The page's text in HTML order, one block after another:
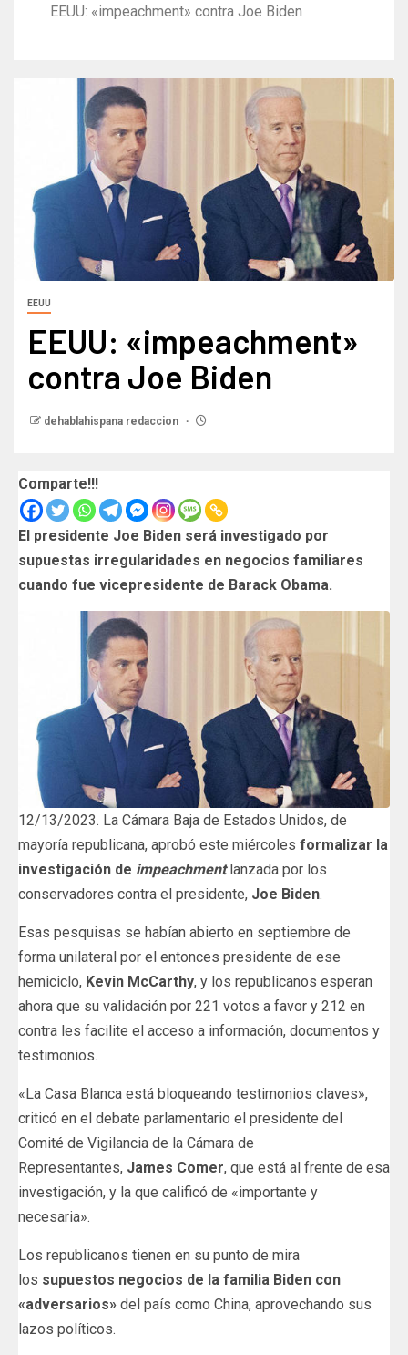
EEUU: «impeachment» contra Joe Biden
EEUU
EEUU: «impeachment»
contra Joe Biden
dehablahispana redaccion
Comparte!!!
El presidente Joe Biden será investigado por
supuestas irregularidades en negocios familiares
cuando fue vicepresidente de Barack Obama.
12/13/2023. La Cámara Baja de Estados Unidos, de
mayoría republicana, aprobó este miércoles formalizar la
investigación de impeachmentlanzada por los
conservadores contra el presidente, Joe Biden.
Esas pesquisas se habían abierto en septiembre de
forma unilateral por el entonces presidente de ese
hemiciclo, Kevin McCarthy, y los republicanos esperan
ahora que su validación por 221 votos a favor y 212 en
contra les facilite el acceso a información, documentos y
testimonios.
«La Casa Blanca está bloqueando testimonios claves»,
criticó en el debate parlamentario el presidente del
Comité de Vigilancia de la Cámara de
Representantes, James Comer, que está al frente de esa
investigación, y la que calificó de «importante y
necesaria».
Los republicanos tienen en su punto de mira
los supuestos negocios de la familia Biden con
«adversarios» del país como China, aprovechando sus
lazos políticos.